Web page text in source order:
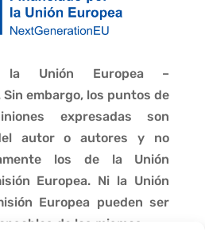
la Unión Europea –
Sin embargo, los puntos de
expresadas son
autor o autores y no
los de la Unión
Europea. Ni la Unión
Europea pueden ser
de las mismas.